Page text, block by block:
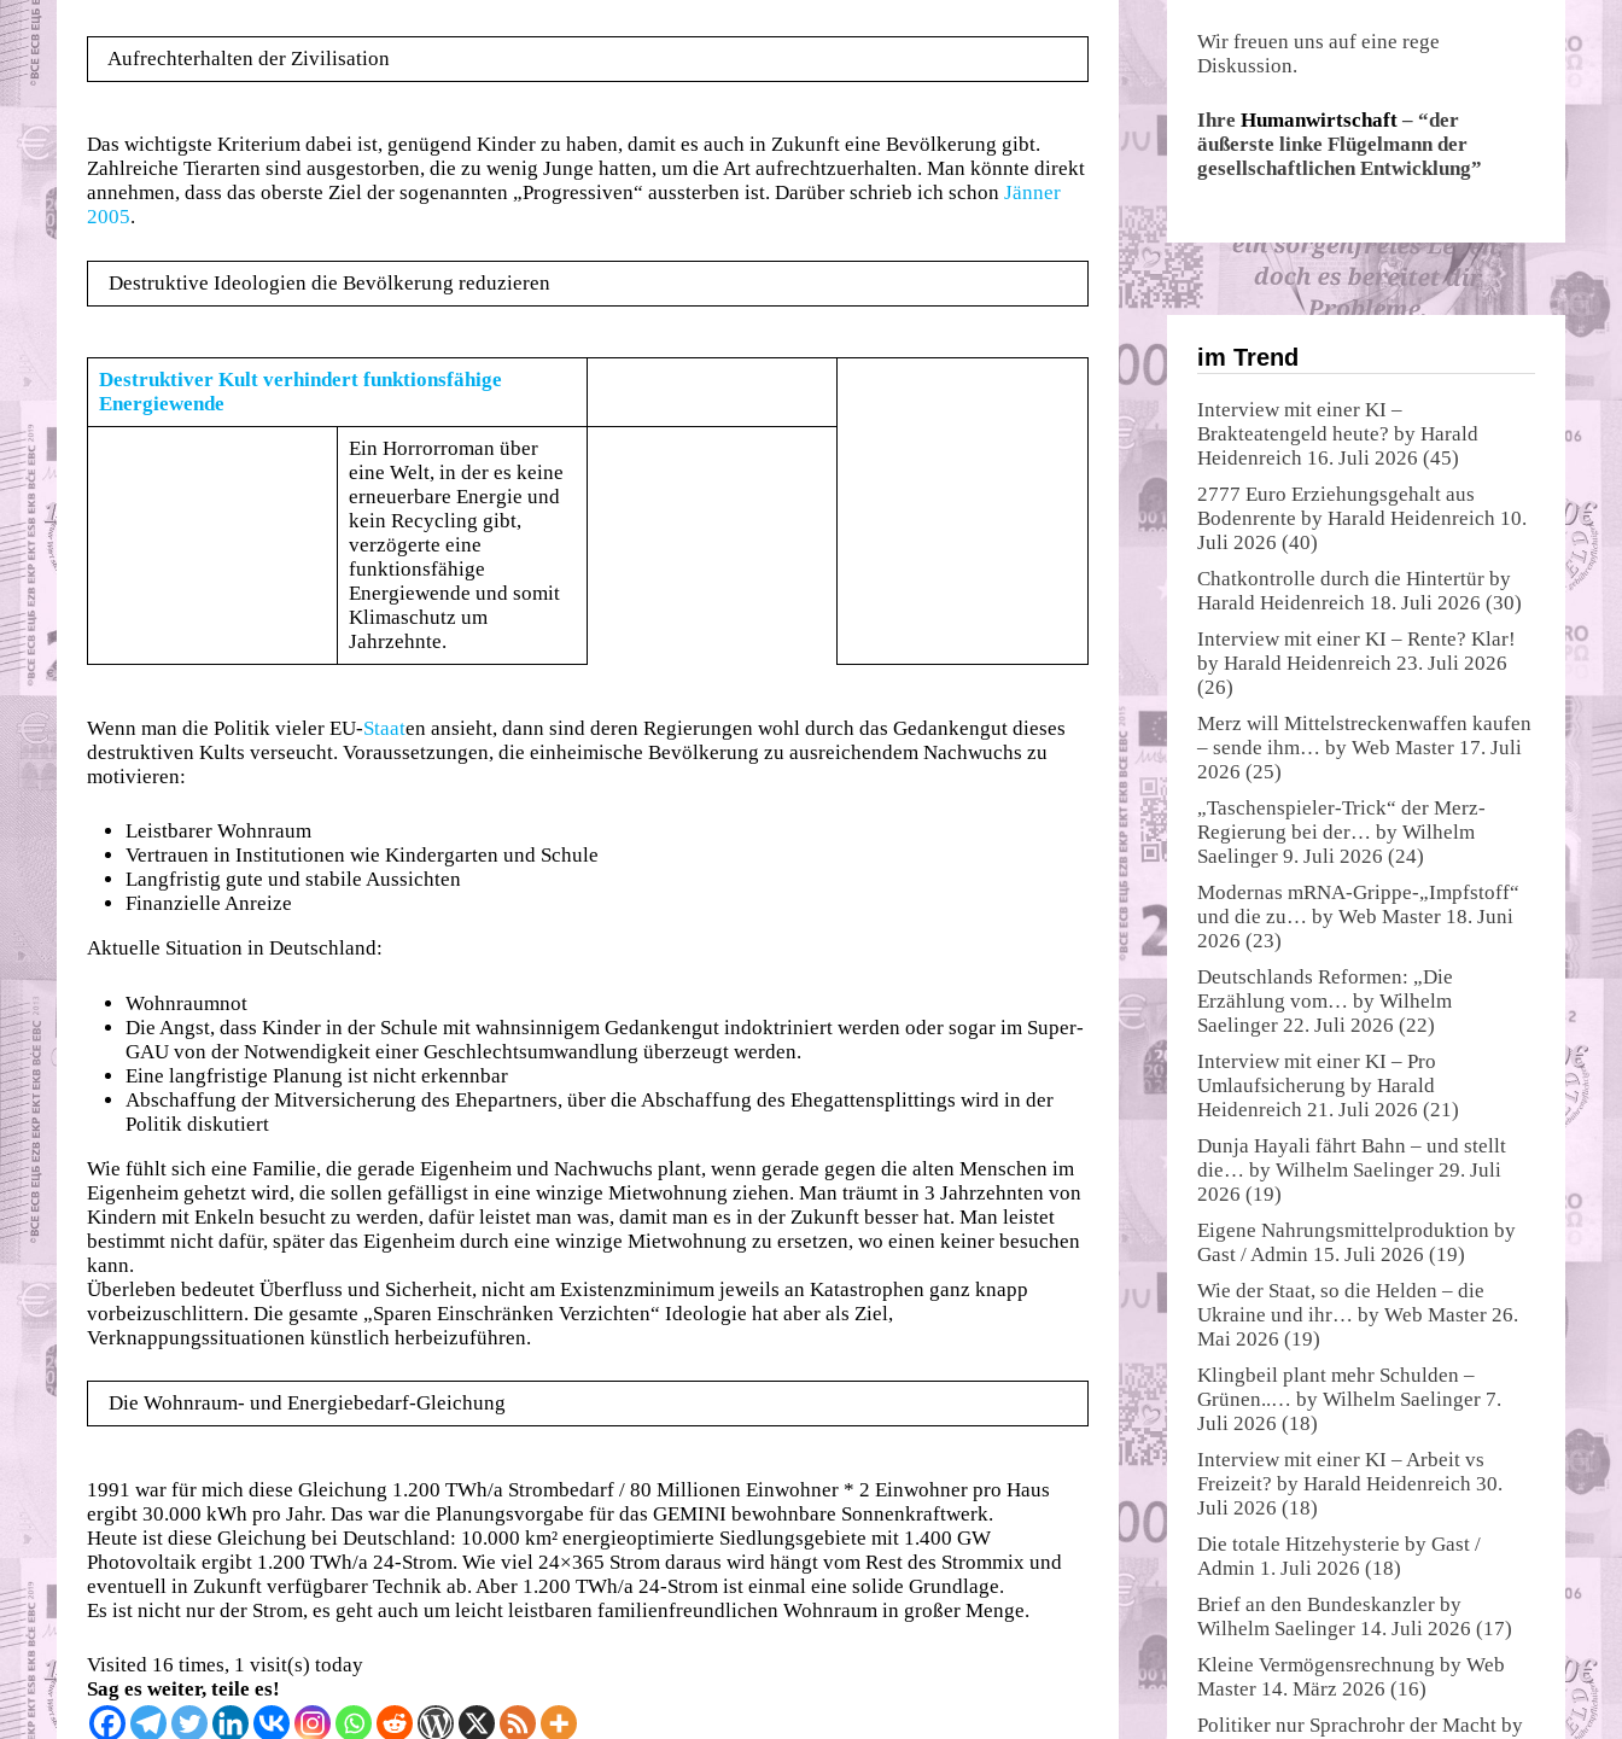
Aufrechterhalten der Zivilisation
Das wichtigste Kriterium dabei ist, genügend Kinder zu haben, damit es auch in Zukunft eine Bevölkerung gibt.
Zahlreiche Tierarten sind ausgestorben, die zu wenig Junge hatten, um die Art aufrechtzuerhalten. Man könnte direkt
annehmen, dass das oberste Ziel der sogenannten „Progressiven“ aussterben ist. Darüber schrieb ich schon Jänner
2005.
Destruktive Ideologien die Bevölkerung reduzieren
Destruktiver Kult verhindert funktionsfähige
Energiewende
Ein Horrorroman über
eine Welt, in der es keine
erneuerbare Energie und
kein Recycling gibt,
verzögerte eine
funktionsfähige
Energiewende und somit
Klimaschutz um
Jahrzehnte.
Wenn man die Politik vieler EU-Staaten ansieht, dann sind deren Regierungen wohl durch das Gedankengut dieses
destruktiven Kults verseucht. Voraussetzungen, die einheimische Bevölkerung zu ausreichendem Nachwuchs zu
motivieren:
Leistbarer Wohnraum
Vertrauen in Institutionen wie Kindergarten und Schule
Langfristig gute und stabile Aussichten
Finanzielle Anreize
Aktuelle Situation in Deutschland:
Wohnraumnot
Die Angst, dass Kinder in der Schule mit wahnsinnigem Gedankengut indoktriniert werden oder sogar im Super-
GAU von der Notwendigkeit einer Geschlechtsumwandlung überzeugt werden.
Eine langfristige Planung ist nicht erkennbar
Abschaffung der Mitversicherung des Ehepartners, über die Abschaffung des Ehegattensplittings wird in der
Politik diskutiert
Wie fühlt sich eine Familie, die gerade Eigenheim und Nachwuchs plant, wenn gerade gegen die alten Menschen im
Eigenheim gehetzt wird, die sollen gefälligst in eine winzige Mietwohnung ziehen. Man träumt in 3 Jahrzehnten von
Kindern mit Enkeln besucht zu werden, dafür leistet man was, damit man es in der Zukunft besser hat. Man leistet
bestimmt nicht dafür, später das Eigenheim durch eine winzige Mietwohnung zu ersetzen, wo einen keiner besuchen
kann.
Überleben bedeutet Überfluss und Sicherheit, nicht am Existenzminimum jeweils an Katastrophen ganz knapp
vorbeizuschlittern. Die gesamte „Sparen Einschränken Verzichten“ Ideologie hat aber als Ziel,
Verknappungssituationen künstlich herbeizuführen.
Die Wohnraum- und Energiebedarf-Gleichung
1991 war für mich diese Gleichung 1.200 TWh/a Strombedarf / 80 Millionen Einwohner * 2 Einwohner pro Haus
ergibt 30.000 kWh pro Jahr. Das war die Planungsvorgabe für das GEMINI bewohnbare Sonnenkraftwerk.
Heute ist diese Gleichung bei Deutschland: 10.000 km² energieoptimierte Siedlungsgebiete mit 1.400 GW
Photovoltaik ergibt 1.200 TWh/a 24-Strom. Wie viel 24×365 Strom daraus wird hängt vom Rest des Strommix und
eventuell in Zukunft verfügbarer Technik ab. Aber 1.200 TWh/a 24-Strom ist einmal eine solide Grundlage.
Es ist nicht nur der Strom, es geht auch um leicht leistbaren familienfreundlichen Wohnraum in großer Menge.
Visited 16 times, 1 visit(s) today
Sag es weiter, teile es!
Wir freuen uns auf eine rege
Diskussion.
Ihre Humanwirtschaft – “der
äußerste linke Flügelmann der
gesellschaftlichen Entwicklung”
im Trend
Interview mit einer KI –
Brakteatengeld heute? by Harald
Heidenreich 16. Juli 2026 (45)
2777 Euro Erziehungsgehalt aus
Bodenrente by Harald Heidenreich 10.
Juli 2026 (40)
Chatkontrolle durch die Hintertür by
Harald Heidenreich 18. Juli 2026 (30)
Interview mit einer KI – Rente? Klar!
by Harald Heidenreich 23. Juli 2026
(26)
Merz will Mittelstreckenwaffen kaufen
– sende ihm… by Web Master 17. Juli
2026 (25)
„Taschenspieler-Trick“ der Merz-
Regierung bei der… by Wilhelm
Saelinger 9. Juli 2026 (24)
Modernas mRNA-Grippe-„Impfstoff“
und die zu… by Web Master 18. Juni
2026 (23)
Deutschlands Reformen: „Die
Erzählung vom… by Wilhelm
Saelinger 22. Juli 2026 (22)
Interview mit einer KI – Pro
Umlaufsicherung by Harald
Heidenreich 21. Juli 2026 (21)
Dunja Hayali fährt Bahn – und stellt
die… by Wilhelm Saelinger 29. Juli
2026 (19)
Eigene Nahrungsmittelproduktion by
Gast / Admin 15. Juli 2026 (19)
Wie der Staat, so die Helden – die
Ukraine und ihr… by Web Master 26.
Mai 2026 (19)
Klingbeil plant mehr Schulden –
Grünen..… by Wilhelm Saelinger 7.
Juli 2026 (18)
Interview mit einer KI – Arbeit vs
Freizeit? by Harald Heidenreich 30.
Juli 2026 (18)
Die totale Hitzehysterie by Gast /
Admin 1. Juli 2026 (18)
Brief an den Bundeskanzler by
Wilhelm Saelinger 14. Juli 2026 (17)
Kleine Vermögensrechnung by Web
Master 14. März 2026 (16)
Politiker nur Sprachrohr der Macht by